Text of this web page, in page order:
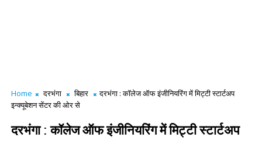
Home दरभंगा बिहार
दरभंगा : कॉलेज ऑफ इंजीनियरिंग में मिट्टी स्टार्टअप
इन्क्यूबेशन सेंटर की ओर से
दरभंगा : कॉलेज ऑफ इंजीनियरिंग में मिट्टी स्टार्टअप